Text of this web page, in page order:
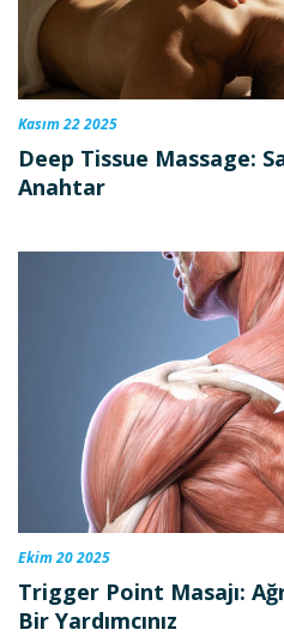
Kasım 22 2025
Deep Tissue Massage:
Anahtar
Ekim 20 2025
Trigger Point Masajı:
Bir Yardımcınız